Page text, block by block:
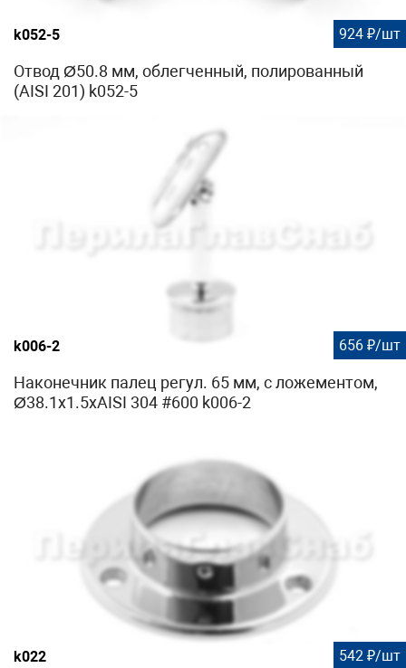
k052-5 924 ₽/шт
Отвод Ø50.8 мм, облегченный, полированный
(AISI 201) k052-5
k006-2 656 ₽/шт
Наконечник палец регул. 65 мм, с ложементом,
Ø38.1х1.5хAISI 304 #600 k006-2
k022 542 ₽/шт